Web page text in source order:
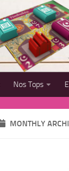
Nos Tops
MONTHLY